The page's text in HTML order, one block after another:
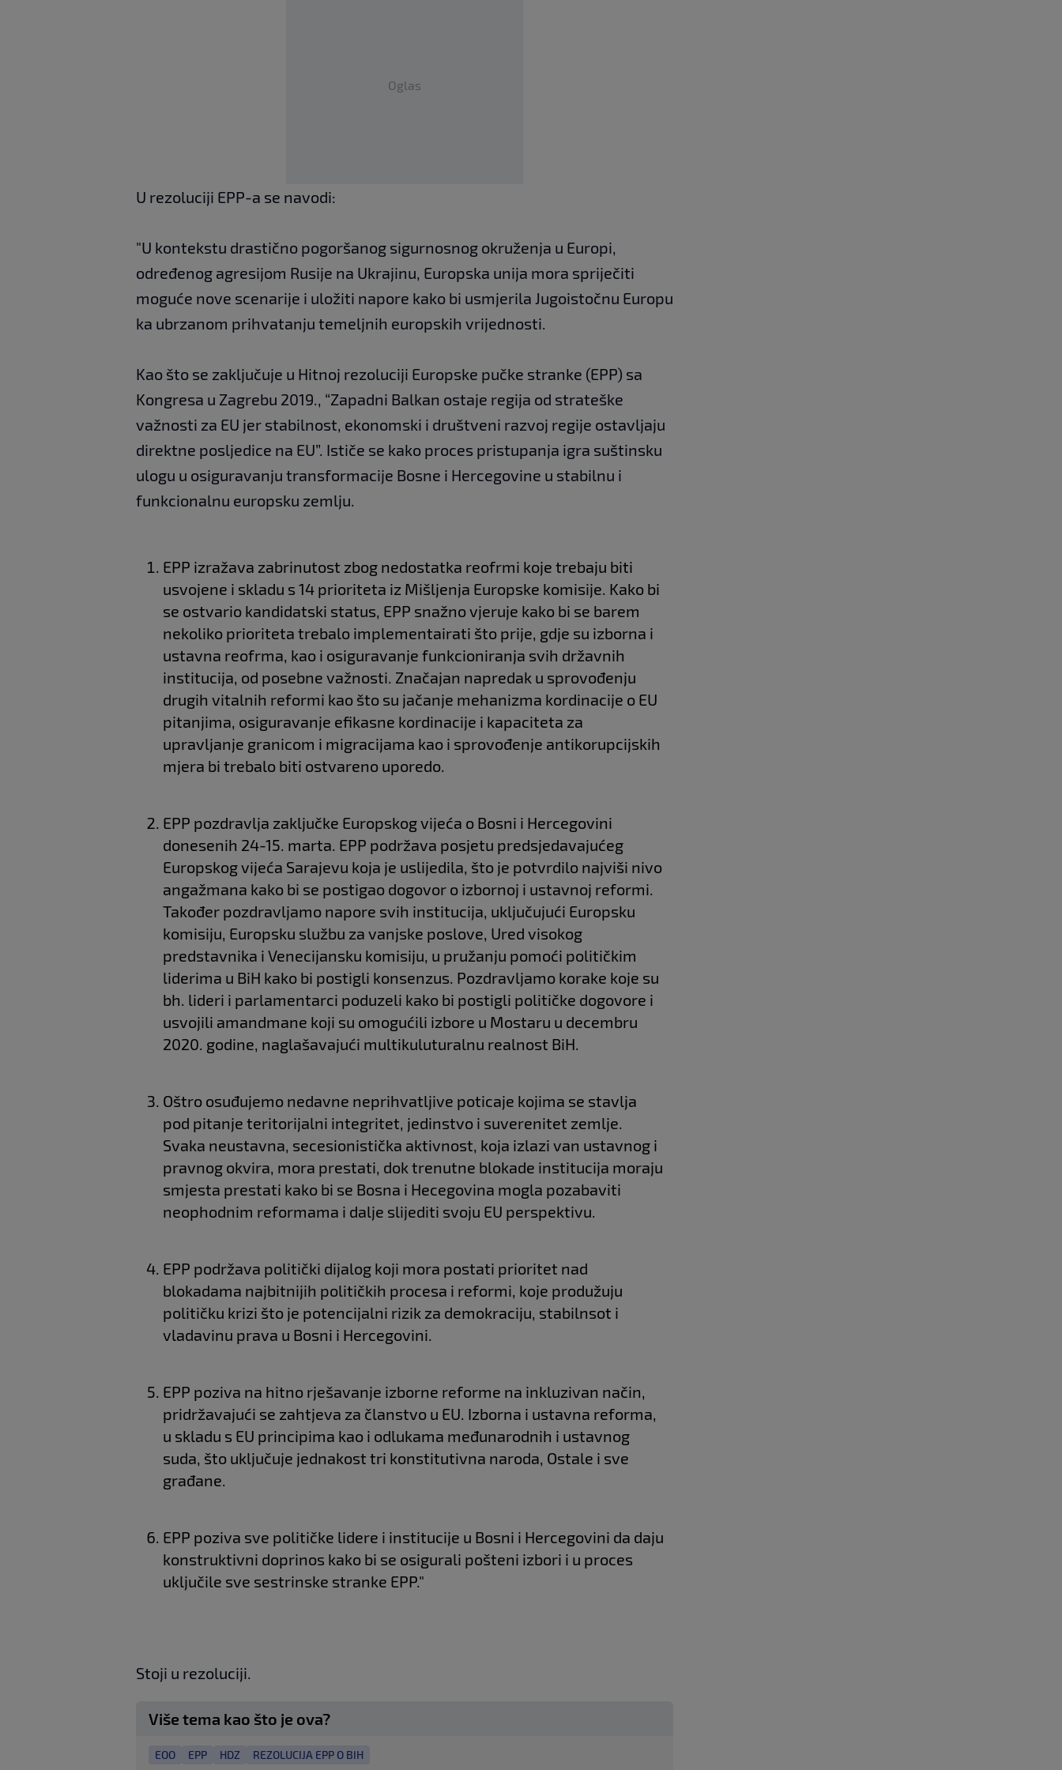
Oglas
U rezoluciji EPP-a se navodi:
"U kontekstu drastično pogoršanog sigurnosnog okruženja u Europi,
određenog agresijom Rusije na Ukrajinu, Europska unija mora spriječiti
moguće nove scenarije i uložiti napore kako bi usmjerila Jugoistočnu Europu
ka ubrzanom prihvatanju temeljnih europskih vrijednosti.
Kao što se zaključuje u Hitnoj rezoluciji Europske pučke stranke (EPP) sa
Kongresa u Zagrebu 2019., “Zapadni Balkan ostaje regija od strateške
važnosti za EU jer stabilnost, ekonomski i društveni razvoj regije ostavljaju
direktne posljedice na EU”. Ističe se kako proces pristupanja igra suštinsku
ulogu u osiguravanju transformacije Bosne i Hercegovine u stabilnu i
funkcionalnu europsku zemlju.
EPP izražava zabrinutost zbog nedostatka reofrmi koje trebaju biti
usvojene i skladu s 14 prioriteta iz Mišljenja Europske komisije. Kako bi
se ostvario kandidatski status, EPP snažno vjeruje kako bi se barem
nekoliko prioriteta trebalo implementairati što prije, gdje su izborna i
ustavna reofrma, kao i osiguravanje funkcioniranja svih državnih
institucija, od posebne važnosti. Značajan napredak u sprovođenju
drugih vitalnih reformi kao što su jačanje mehanizma kordinacije o EU
pitanjima, osiguravanje efikasne kordinacije i kapaciteta za
upravljanje granicom i migracijama kao i sprovođenje antikorupcijskih
mjera bi trebalo biti ostvareno uporedo.
EPP pozdravlja zaključke Europskog vijeća o Bosni i Hercegovini
donesenih 24-15. marta. EPP podržava posjetu predsjedavajućeg
Europskog vijeća Sarajevu koja je uslijedila, što je potvrdilo najviši nivo
angažmana kako bi se postigao dogovor o izbornoj i ustavnoj reformi.
Također pozdravljamo napore svih institucija, uključujući Europsku
komisiju, Europsku službu za vanjske poslove, Ured visokog
predstavnika i Venecijansku komisiju, u pružanju pomoći političkim
liderima u BiH kako bi postigli konsenzus. Pozdravljamo korake koje su
bh. lideri i parlamentarci poduzeli kako bi postigli političke dogovore i
usvojili amandmane koji su omogućili izbore u Mostaru u decembru
2020. godine, naglašavajući multikuluturalnu realnost BiH.
Oštro osuđujemo nedavne neprihvatljive poticaje kojima se stavlja
pod pitanje teritorijalni integritet, jedinstvo i suverenitet zemlje.
Svaka neustavna, secesionistička aktivnost, koja izlazi van ustavnog i
pravnog okvira, mora prestati, dok trenutne blokade institucija moraju
smjesta prestati kako bi se Bosna i Hecegovina mogla pozabaviti
neophodnim reformama i dalje slijediti svoju EU perspektivu.
EPP podržava politički dijalog koji mora postati prioritet nad
blokadama najbitnijih političkih procesa i reformi, koje produžuju
političku krizi što je potencijalni rizik za demokraciju, stabilnsot i
vladavinu prava u Bosni i Hercegovini.
EPP poziva na hitno rješavanje izborne reforme na inkluzivan način,
pridržavajući se zahtjeva za članstvo u EU. Izborna i ustavna reforma,
u skladu s EU principima kao i odlukama međunarodnih i ustavnog
suda, što uključuje jednakost tri konstitutivna naroda, Ostale i sve
građane.
EPP poziva sve političke lidere i institucije u Bosni i Hercegovini da daju
konstruktivni doprinos kako bi se osigurali pošteni izbori i u proces
uključile sve sestrinske stranke EPP."
Stoji u rezoluciji.
Više tema kao što je ova?
EOO EPP HDZ REZOLUCIJA EPP O BIH